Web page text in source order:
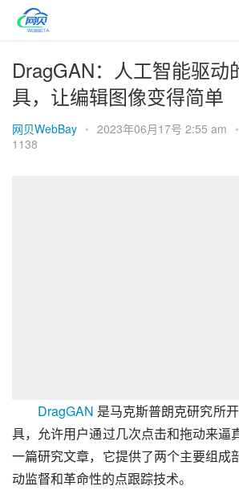
DragGAN：人工智能驱动
具，让编辑图像变得简单
网贝WebBay • 2023年06月17号 2:55 am •
1138
DragGAN 是马克斯普朗克研究所
具，允许用户通过几次点击和拖动来逼
一篇研究文章，它提供了两个主要组成
动监督和革命性的点跟踪技术。